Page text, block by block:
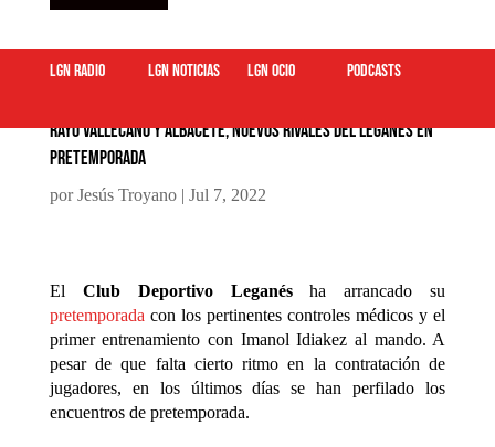
LGN Radio LGN Noticias LGN ocio podcasts
Rayo Vallecano y Albacete, nuevos rivales del Leganés en
pretemporada
porJesús Troyano| Jul 7, 2022
El Club Deportivo Leganésha arrancado su
pretemporadacon los pertinentes controles médicos y el
primer entrenamiento con Imanol Idiakez al mando. A
pesar de que falta cierto ritmo en la contratación de
jugadores, en los últimos días se han perfilado los
encuentros de pretemporada.